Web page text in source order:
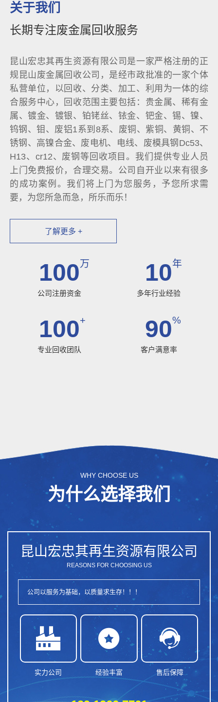
关于我们
长期专注废金属回收服务
昆山宏忠其再生资源有限公司是一家严格注册的正
规昆山废金属回收公司，是经市政批准的一家个体
私营单位，以回收、分类、加工、利用为一体的综
合服务中心，回收范围主要包括：贵金属、稀有金
属、镀金、镀银、铂铑丝、铱金、钯金、锡、镍、
钨钢、钼、废铝1系到8系、废铜、紫铜、黄铜、不
锈钢、高镍合金、废电机、电线、废模具钢Dc53、
H13、cr12、废钢等回收项目。我们提供专业人员
上门免费报价，合理交易。公司自开业以来有很多
的成功案例。我们将上门为您服务，予您所求需
要，为您所急而急，所乐而乐！
了解更多 +
100万
公司注册资金
10年
多年行业经验
100+
专业回收团队
90%
客户满意率
WHY CHOOSE US
为什么选择我们
昆山宏忠其再生资源有限公司
REASONS FOR CHOOSING US
公司以服务为基础，以质量求生存！！！

实力公司

经验丰富

售后保障